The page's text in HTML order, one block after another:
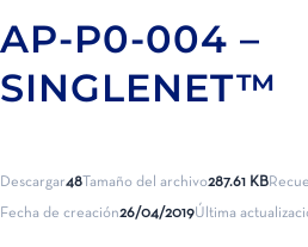
AP-P0-004 –
SINGLENET™
Descargar48 Tamaño del archivo287.61 KB
Fecha de creación26/04/2019Última